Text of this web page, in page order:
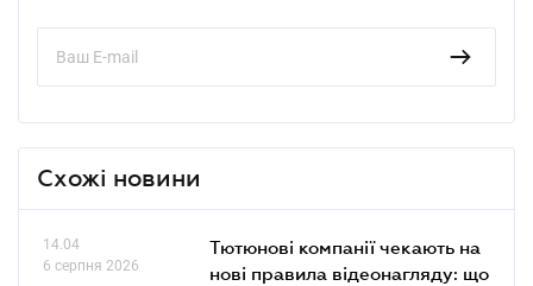
Схожі новини
14.04
6 серпня 2026
Тютюнові компанії чекають на
нові правила відеонагляду: що